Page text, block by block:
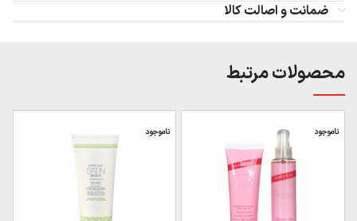
ضمانت و اصالت کالا
محصولات مرتبط
ناموجود ناموجود